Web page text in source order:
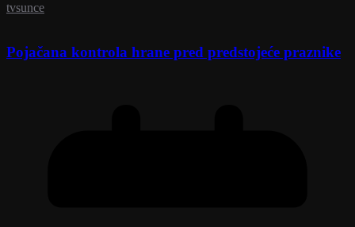
tvsunce
Pojačana kontrola hrane pred predstojeće praznike